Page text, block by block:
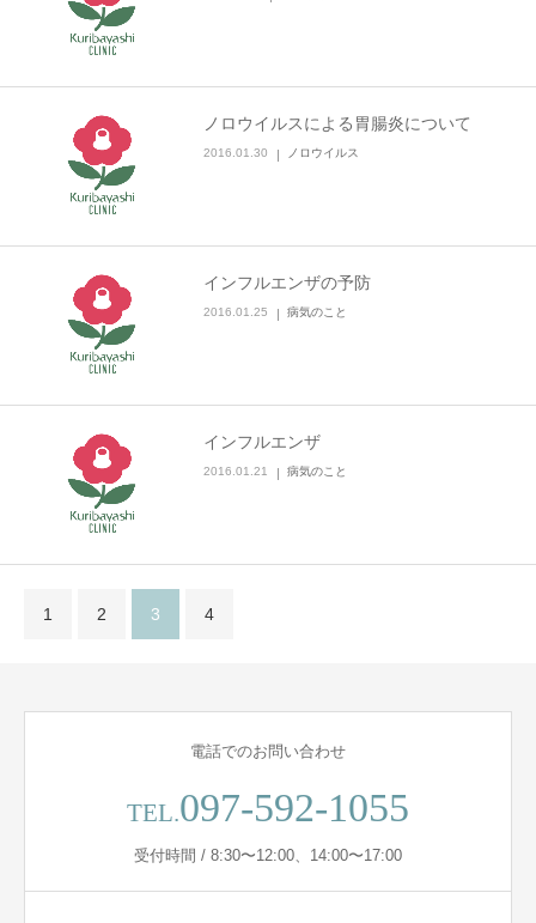
ノロウイルスによる胃腸炎について
2016.01.30 ノロウイルス
インフルエンザの予防
2016.01.25 病気のこと
インフルエンザ
2016.01.21 病気のこと
1 2 3 4
電話でのお問い合わせ
TEL.097-592-1055
受付時間 / 8:30〜12:00、14:00〜17:00